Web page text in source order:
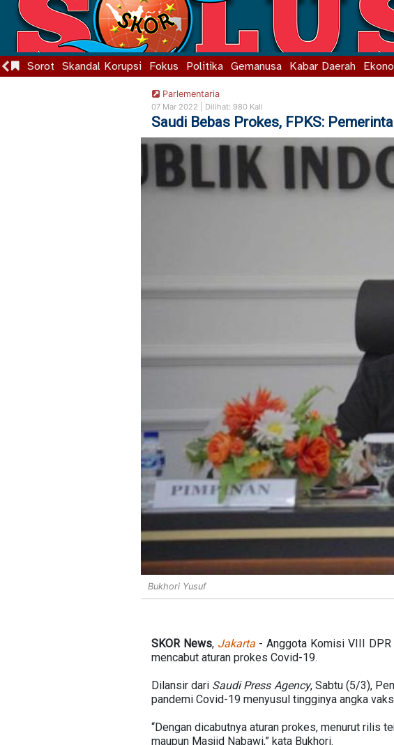
Sorot Skandal Korupsi Fokus Politika Gemanusa Kabar Daerah
Parlementaria
07 Mar 2022 | Dilihat: 980 Kali
Saudi Bebas Prokes, FPKS:
Bukhori Yusuf
SKOR News, Jakarta- Anggota Komisi VIII DPR
mencabut aturan prokes Covid-19.
Dilansir dari Saudi Press Agency, Sabtu (5/3),
pandemi Covid-19 menyusul tingginya angka
“Dengan dicabutnya aturan prokes, menurut rilis
maupun Masjid Nabawi,” kata Bukhori.